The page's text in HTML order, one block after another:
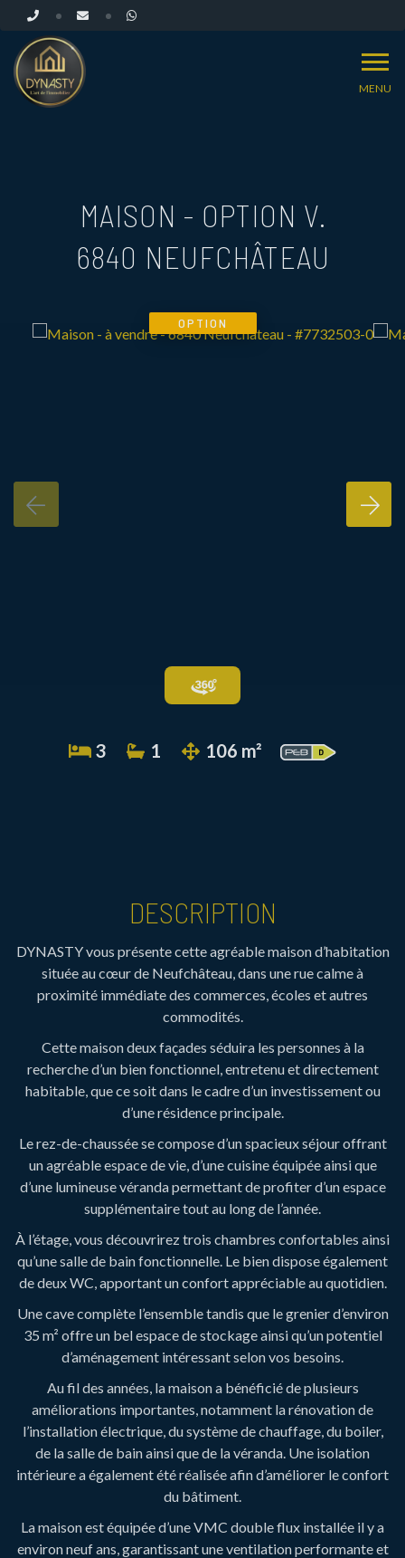
MENU
MAISON - OPTION V.
6840 NEUFCHÂTEAU
OPTION
3 1 106 m²
DESCRIPTION
DYNASTY vous présente cette agréable maison d’habitation
située au cœur de Neufchâteau, dans une rue calme à
proximité immédiate des commerces, écoles et autres
commodités.
Cette maison deux façades séduira les personnes à la
recherche d’un bien fonctionnel, entretenu et directement
habitable, que ce soit dans le cadre d’un investissement ou
d’une résidence principale.
Le rez-de-chaussée se compose d’un spacieux séjour offrant
un agréable espace de vie, d’une cuisine équipée ainsi que
d’une lumineuse véranda permettant de profiter d’un espace
supplémentaire tout au long de l’année.
À l’étage, vous découvrirez trois chambres confortables ainsi
qu’une salle de bain fonctionnelle. Le bien dispose également
de deux WC, apportant un confort appréciable au quotidien.
Une cave complète l’ensemble tandis que le grenier d’environ
35 m² offre un bel espace de stockage ainsi qu’un potentiel
d’aménagement intéressant selon vos besoins.
Au fil des années, la maison a bénéficié de plusieurs
améliorations importantes, notamment la rénovation de
l’installation électrique, du système de chauffage, du boiler,
de la salle de bain ainsi que de la véranda. Une isolation
intérieure a également été réalisée afin d’améliorer le confort
du bâtiment.
La maison est équipée d’une VMC double flux installée il y a
environ neuf ans, garantissant une ventilation performante et